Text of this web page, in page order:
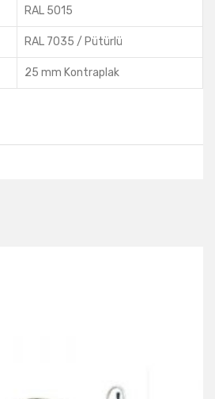
RAL 5015
RAL 7035 / Pütürlü
25 mm Kontraplak